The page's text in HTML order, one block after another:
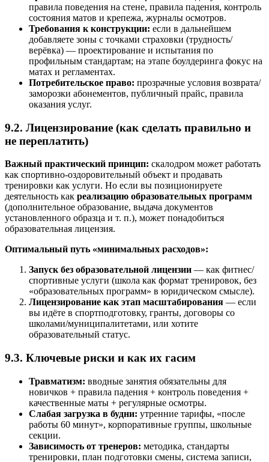
правила поведения на стене, правила падения, контроль
состояния матов и крепежа, журналы осмотров.
Требования к конструкции: если в дальнейшем
добавляете зоны с точками страховки (трудность/
верёвка) — проектирование и испытания по
профильным стандартам; на этапе боулдеринга фокус на
матах и регламентах.
Потребительское право: прозрачные условия возврата/
заморозки абонементов, публичный прайс, правила
оказания услуг.
9.2. Лицензирование (как сделать правильно и
не переплатить)
Важный практический принцип: скалодром может работать
как спортивно-оздоровительный объект и продавать
тренировки как услуги. Но если вы позиционируете
деятельность как реализацию образовательных программ
(дополнительное образование, выдача документов
установленного образца и т. п.), может понадобиться
образовательная лицензия.
Оптимальный путь «минимальных расходов»:
Запуск без образовательной лицензии — как фитнес/
спортивные услуги (школа как формат тренировок, без
«образовательных программ» в юридическом смысле).
Лицензирование как этап масштабирования — если
вы идёте в спортподготовку, гранты, договоры со
школами/муниципалитетами, или хотите
образовательный статус.
9.3. Ключевые риски и как их гасим
Травматизм: вводные занятия обязательны для
новичков + правила падения + контроль поведения +
качественные маты + регулярные осмотры.
Слабая загрузка в будни: утренние тарифы, «после
работы 60 минут», корпоративные группы, школьные
секции.
Зависимость от тренеров: методика, стандарты
тренировки, план подготовки смены, система записи,